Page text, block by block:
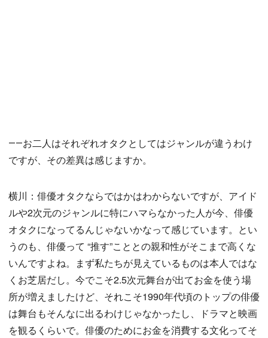
――お二人はそれぞれオタクとしてはジャンルが違うわけ
ですが、その差異は感じますか。
横川：俳優オタクならではかはわからないですが、アイド
ルや2次元のジャンルに特にハマらなかった人が今、俳優
オタクになってるんじゃないかなって感じています。とい
うのも、俳優って “推す”こととの親和性がそこまで高くな
いんですよね。まず私たちが見えているものは本人ではな
くお芝居だし。今でこそ2.5次元舞台が出てお金を使う場
所が増えましたけど、それこそ1990年代頃のトップの俳優
は舞台もそんなに出るわけじゃなかったし、ドラマと映画
を観るくらいで。俳優のためにお金を消費する文化ってそ